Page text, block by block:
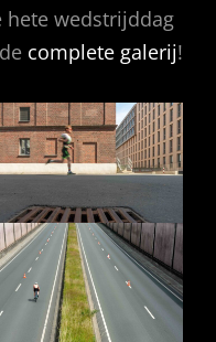
hete wedstrijddag
complete galerij!